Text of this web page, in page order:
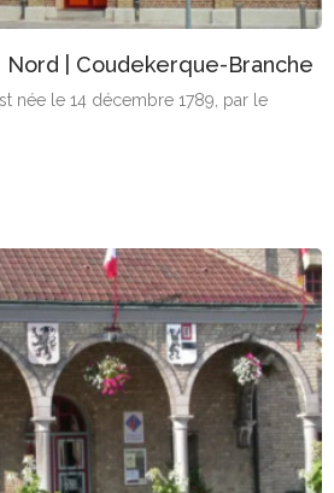
Nord | Coudekerque-Branche
née le 14 décembre 1789, par le